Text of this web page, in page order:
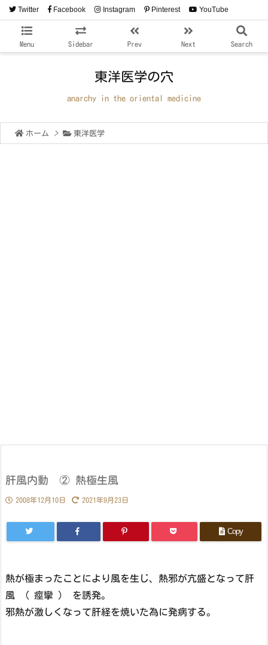
Menu Sidebar Prev Next Search
Twitter Facebook Instagram Pinterest YouTube
RSS
東洋医学の穴
anarchy in the oriental medicine
ホーム > 東洋医学
肝風内動 ② 熱極生風
2008年12月10日 2021年9月23日
Copy
熱が極まったことにより風を生じ、熱邪が亢盛となって肝
風 （ 痙攣 ） を誘発。
邪熱が激しくなって肝経を焼いた為に発病する。